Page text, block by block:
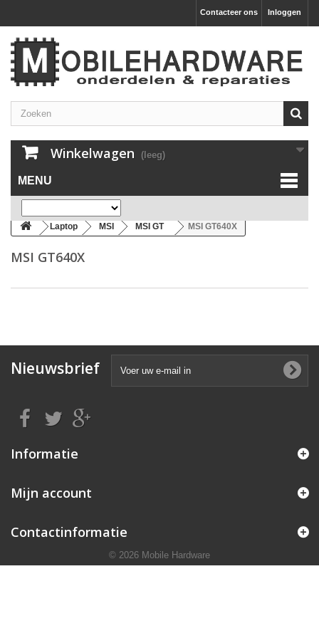
Inloggen
Contacteer ons
Winkelwagen (leeg)
MENU
Laptop MSI MSI GT MSI GT640X
MSI GT640X
Nieuwsbrief
Informatie
Mijn account
Contactinformatie
© 2026 Mobile Hardware